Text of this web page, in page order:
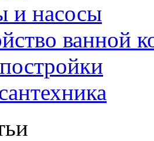
и насосы
ванной